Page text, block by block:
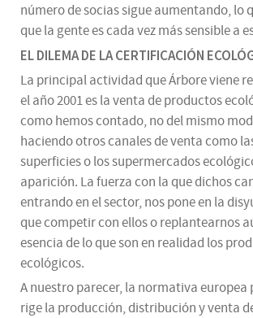
número de socias sigue aumentando, lo
que la gente es cada vez más sensible a
EL DILEMA DE LA CERTIFICACIÓN
La principal actividad que Árbore viene
el año 2001 es la venta de productos
como hemos contado, no del mismo
haciendo otros canales de venta como
superficies o los supermercados
aparición. La fuerza con la que dichos
entrando en el sector, nos pone en la
que competir con ellos o replantearnos
esencia de lo que son en realidad los
ecológicos.
A nuestro parecer, la normativa europea
rige la producción, distribución y venta